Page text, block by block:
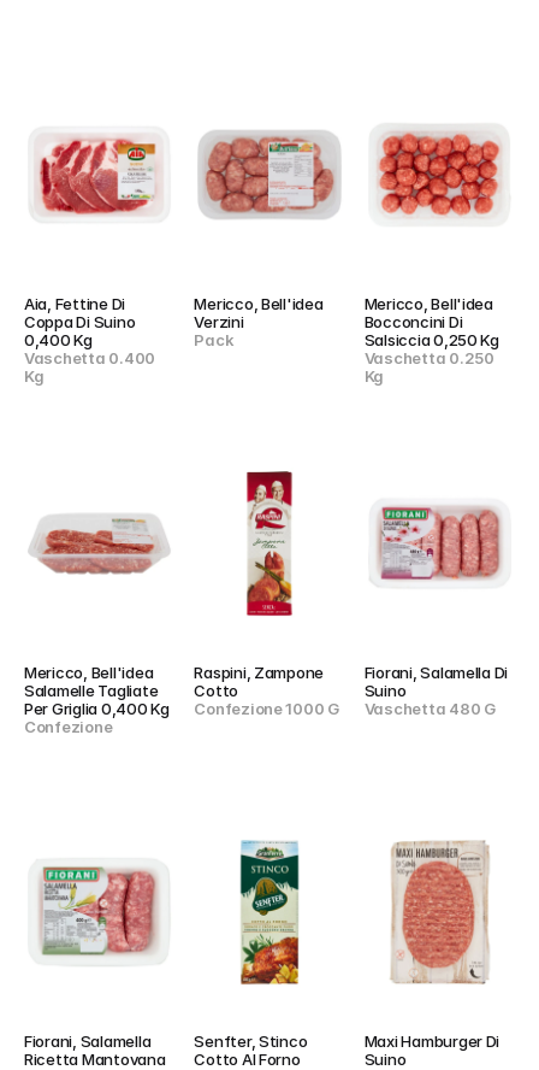
Aia, Fettine Di
Coppa Di Suino
0,400 Kg
Vaschetta 0.400
Kg
Mericco, Bell'idea
Verzini
Pack
Mericco, Bell'idea
Bocconcini Di
Salsiccia 0,250 Kg
Vaschetta 0.250
Kg
Mericco, Bell'idea
Salamelle Tagliate
Per Griglia 0,400 Kg
Confezione
Raspini, Zampone
Cotto
Confezione 1000 G
Fiorani, Salamella Di
Suino
Vaschetta 480 G
Fiorani, Salamella
Ricetta Mantovana
Senfter, Stinco
Cotto Al Forno
Maxi Hamburger Di
Suino